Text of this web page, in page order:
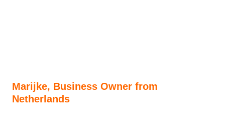
Marijke, Business Owner from
Netherlands